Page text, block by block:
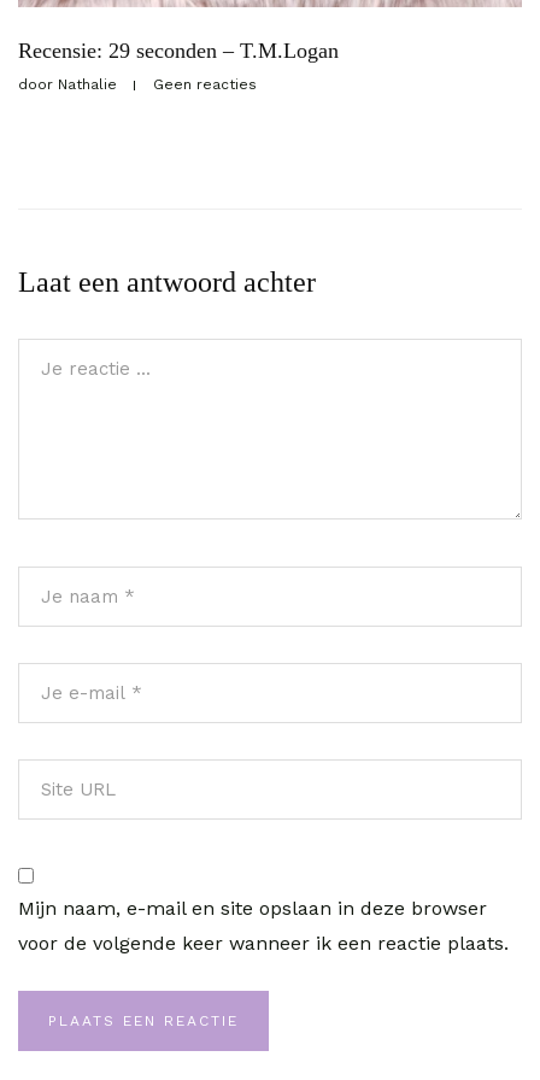
Recensie: 29 seconden – T.M.Logan
door Nathalie Geen reacties
Laat een antwoord achter
Mijn naam, e-mail en site opslaan in deze browser
voor de volgende keer wanneer ik een reactie plaats.